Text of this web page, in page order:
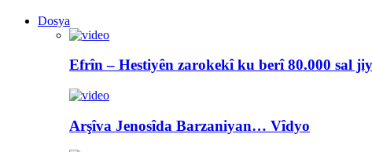
Dosya
Efrîn – Hestiyên zarokekî ku berî 80.000 sal
Arşîva Jenosîda Barzaniyan… Vîdyo